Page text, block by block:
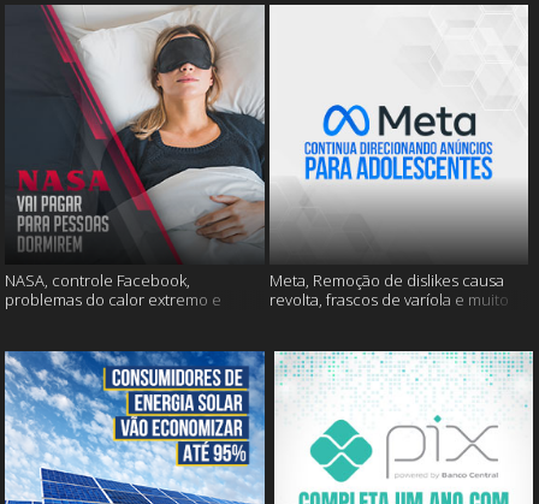
NASA, controle Facebook,
problemas do calor extremo e
Meta, Remoção de dislikes causa
revolta, frascos de varíola e muito